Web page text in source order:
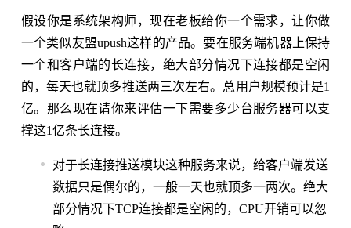
假设你是系统架构师，现在老板给你一个需求，让你做
一个类似友盟upush这样的产品。要在服务端机器上保持
一个和客户端的长连接，绝大部分情况下连接都是空闲
的，每天也就顶多推送两三次左右。总用户规模预计是1
亿。那么现在请你来评估一下需要多少台服务器可以支
撑这1亿条长连接。
对于长连接推送模块这种服务来说，给客户端发送
数据只是偶尔的，一般一天也就顶多一两次。绝大
部分情况下TCP连接都是空闲的，CPU开销可以忽